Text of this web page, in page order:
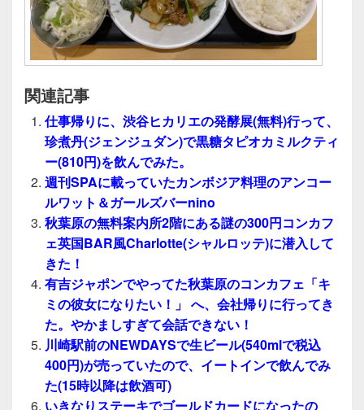
関連記事
仕事帰りに、渋谷ヒカリエの発酵展(無料)行って、
珍煮丹(ジェンジュダン)で黒糖タピオカミルクティ
ー(810円)を飲んでみた。
週刊SPAに載っていたカンボジア料理のアンコー
ルワット＆ガールズバーnino
秋葉原の無料案内所2階にある謎の300円コンカフ
ェ英国BAR風Charlotte(シャルロッテ)に潜入して
きた！
有吉ジャポンでやってた秋葉原のコンカフェ「キ
ミの彼女になりたい！」 へ、会社帰りに行ってき
た。やかましすぎて会話できない！
川崎駅前のNEWDAYSで生ビール(540mlで税込
400円)が売っていたので、イートインで飲んでみ
た(15時以降は飲酒可)
いきなりステーキでゴールドカードになったの